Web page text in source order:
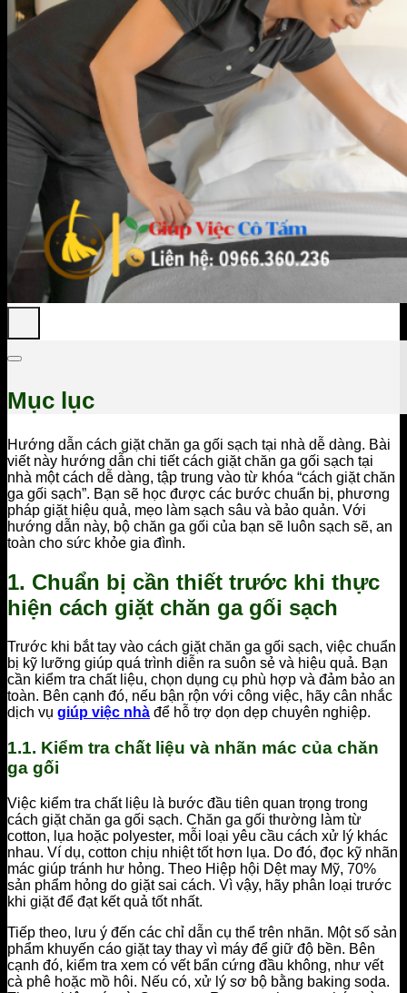
Mục lục
Hướng dẫn cách giặt chăn ga gối sạch tại nhà dễ dàng. Bài
viết này hướng dẫn chi tiết cách giặt chăn ga gối sạch tại
nhà một cách dễ dàng, tập trung vào từ khóa “cách giặt chăn
ga gối sạch”. Bạn sẽ học được các bước chuẩn bị, phương
pháp giặt hiệu quả, mẹo làm sạch sâu và bảo quản. Với
hướng dẫn này, bộ chăn ga gối của bạn sẽ luôn sạch sẽ, an
toàn cho sức khỏe gia đình.
1. Chuẩn bị cần thiết trước khi thực
hiện cách giặt chăn ga gối sạch
Trước khi bắt tay vào cách giặt chăn ga gối sạch, việc chuẩn
bị kỹ lưỡng giúp quá trình diễn ra suôn sẻ và hiệu quả. Bạn
cần kiểm tra chất liệu, chọn dụng cụ phù hợp và đảm bảo an
toàn. Bên cạnh đó, nếu bận rộn với công việc, hãy cân nhắc
dịch vụ giúp việc nhà để hỗ trợ dọn dẹp chuyên nghiệp.
1.1. Kiểm tra chất liệu và nhãn mác của chăn
ga gối
Việc kiểm tra chất liệu là bước đầu tiên quan trọng trong
cách giặt chăn ga gối sạch. Chăn ga gối thường làm từ
cotton, lụa hoặc polyester, mỗi loại yêu cầu cách xử lý khác
nhau. Ví dụ, cotton chịu nhiệt tốt hơn lụa. Do đó, đọc kỹ nhãn
mác giúp tránh hư hỏng. Theo Hiệp hội Dệt may Mỹ, 70%
sản phẩm hỏng do giặt sai cách. Vì vậy, hãy phân loại trước
khi giặt để đạt kết quả tốt nhất.
Tiếp theo, lưu ý đến các chỉ dẫn cụ thể trên nhãn. Một số sản
phẩm khuyến cáo giặt tay thay vì máy để giữ độ bền. Bên
cạnh đó, kiểm tra xem có vết bẩn cứng đầu không, như vết
cà phê hoặc mồ hôi. Nếu có, xử lý sơ bộ bằng baking soda.